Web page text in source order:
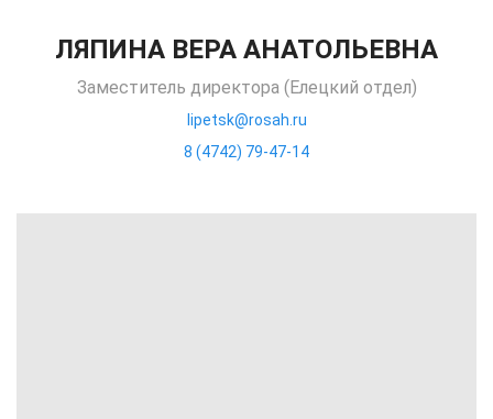
ЛЯПИНА ВЕРА АНАТОЛЬЕВНА
Заместитель директора (Елецкий отдел)
lipetsk@rosah.ru
8 (4742) 79-47-14